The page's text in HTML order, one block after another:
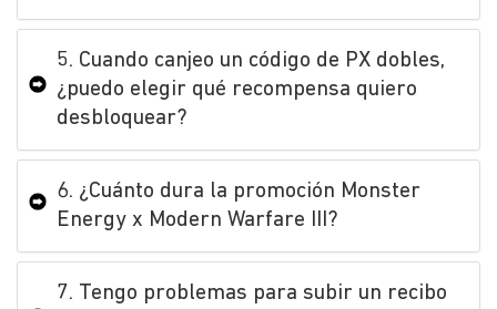
5. Cuando canjeo un código de PX dobles,
¿puedo elegir qué recompensa quiero
desbloquear?
6. ¿Cuánto dura la promoción Monster
Energy x Modern Warfare III?
7. Tengo problemas para subir un recibo